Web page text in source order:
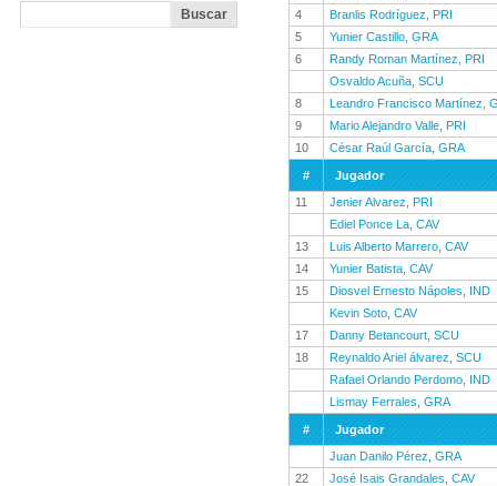
4
Branlis Rodríguez
PRI
5
Yunier Castillo GRA
6
Randy Roman Martínez
PRI
Osvaldo Acuña SCU
8
Leandro Francisco Martínez
9
Mario Alejandro Valle PRI
10
César Raúl García GRA
#
Jugador
11
Jenier Alvarez
PRI
Ediel Ponce La CAV
13
Luis Alberto Marrero CAV
14
Yunier Batista CAV
15
Diosvel Ernesto Nápoles
IND
Kevin Soto CAV
17
Danny Betancourt SCU
18
Reynaldo Ariel álvarez SCU
Rafael Orlando Perdomo IND
Lismay Ferrales GRA
#
Jugador
Juan Danilo Pérez GRA
22
José Isais Grandales CAV